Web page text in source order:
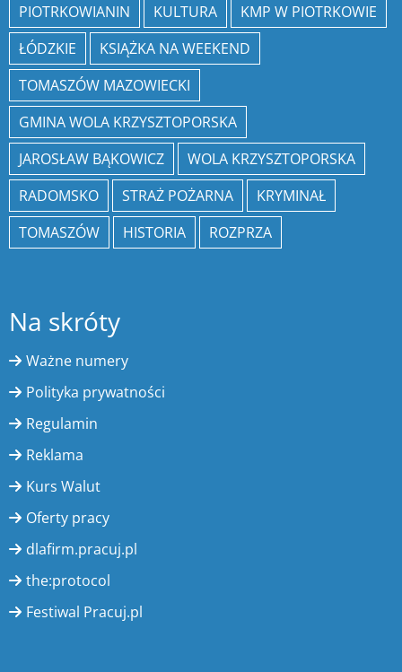
PIOTRKOWIANIN
KULTURA
KMP W PIOTRKOWIE
ŁÓDZKIE
KSIĄŻKA NA WEEKEND
TOMASZÓW MAZOWIECKI
GMINA WOLA KRZYSZTOPORSKA
JAROSŁAW BĄKOWICZ
WOLA KRZYSZTOPORSKA
RADOMSKO
STRAŻ POŻARNA
KRYMINAŁ
TOMASZÓW
HISTORIA ROZPRZA
Na skróty
Ważne numery
Polityka prywatności
Regulamin
Reklama
Kurs Walut
Oferty pracy
dlafirm.pracuj.pl
the:protocol
Festiwal Pracuj.pl